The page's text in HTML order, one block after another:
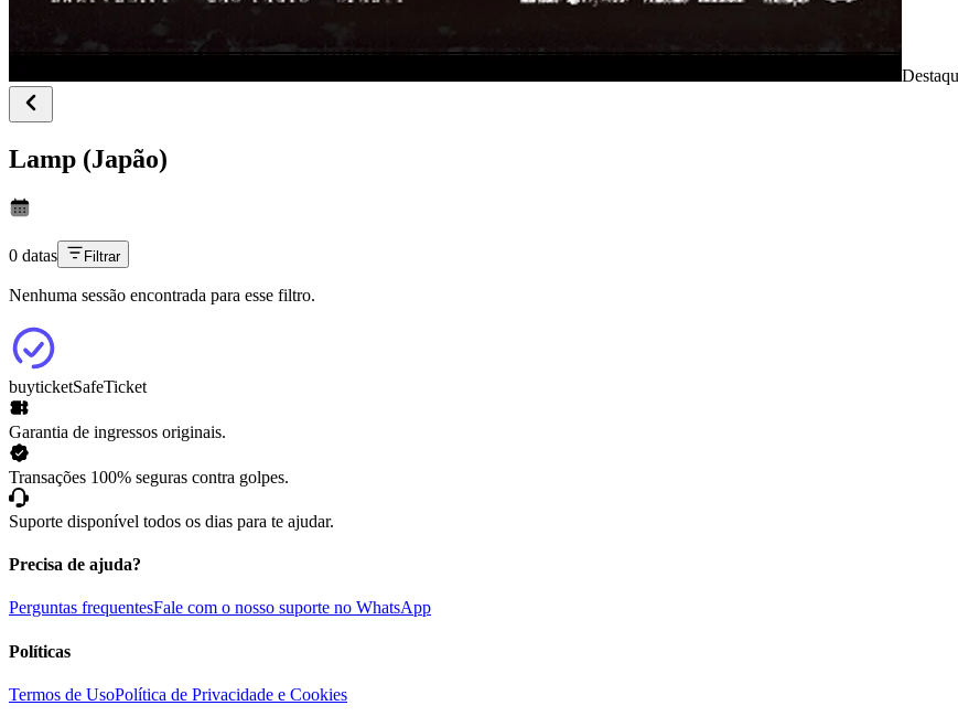
Lamp (Japão)
0 datas Filtrar
Nenhuma sessão encontrada para esse filtro.
buyticketSafeTicket
Garantia de ingressos originais.
Transações 100% seguras contra golpes.
Suporte disponível todos os dias para te ajudar.
Precisa de ajuda?
Perguntas frequentesFale com o nosso suporte no WhatsApp
Políticas
Termos de UsoPolítica de Privacidade e Cookies